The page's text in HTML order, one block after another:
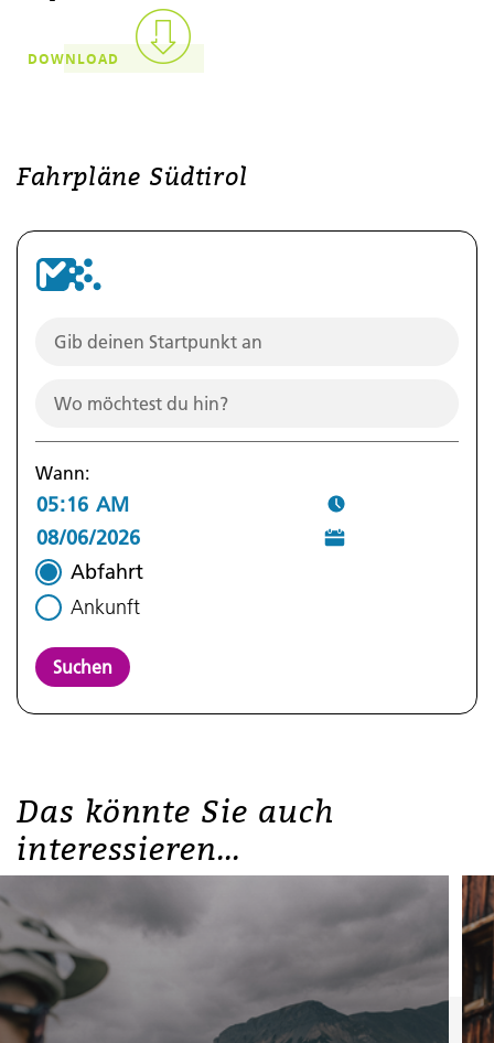
DOWNLOAD
Fahrpläne Südtirol
Wann:
Abfahrt
Ankunft
Suchen
Das könnte Sie auch
interessieren...